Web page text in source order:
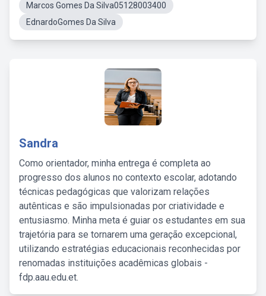
Marcos Gomes Da Silva05128003400
EdnardoGomes Da Silva
Sandra
Como orientador, minha entrega é completa ao
progresso dos alunos no contexto escolar, adotando
técnicas pedagógicas que valorizam relações
autênticas e são impulsionadas por criatividade e
entusiasmo. Minha meta é guiar os estudantes em sua
trajetória para se tornarem uma geração excepcional,
utilizando estratégias educacionais reconhecidas por
renomadas instituições acadêmicas globais -
fdp.aau.edu.et.